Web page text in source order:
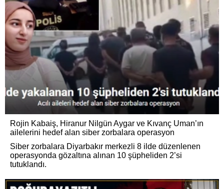
Rojin Kabaiş, Hiranur Nilgün Aygar ve Kıvanç Uman’ın
ailelerini hedef alan siber zorbalara operasyon
Siber zorbalara Diyarbakır merkezli 8 ilde düzenlenen
operasyonda gözaltına alınan 10 şüpheliden 2’si
tutuklandı.